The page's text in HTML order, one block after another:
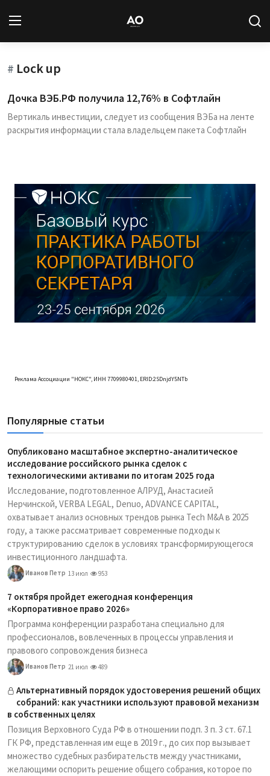
Вход
Новости
Статьи
Архив
База знаний
Подписка
# Lock up
Дочка ВЭБ.РФ получила 12,76% в Софтлайн
Вертикаль инвестиции, следует из сообщения ВЭБа на ленте
раскрытия информации стала владельцем пакета Софтлайн
Реклама Ассоциации "НОКС", ИНН 7709980401, ERID:2SDnjdY5NTb
Популярные статьи
Опубликовано масштабное экспертно-аналитическое
исследование российского рынка сделок с
технологическими активами по итогам 2025 года
Исследование, подготовленное АЛРУД, Анастасией
Нерчинской, VERBA LEGAL, Denuo, ADVANCE CAPITAL,
охватывает анализ основных трендов рынка Tech M&A в 2025
году, а также рассматривает современные подходы к
структурированию сделок в условиях трансформирующегося
инвестиционного ландшафта.
Иванов Петр 13 июл 953
7 октября пройдет ежегодная конференция
«Корпоративное право 2026»
Программа конференции разработана специально для
профессионалов, вовлеченных в процессы управления и
правового сопровождения бизнеса
Иванов Петр 21 июл 489
Альтернативный порядок удостоверения решений общих
собраний: как участники используют правовой механизм
в собственных целях
Позиция Верховного Суда РФ в отношении подп. 3 п. 3 ст. 67.1
ГК РФ, представленная им еще в 2019 г., до сих пор вызывает
множество судебных разбирательств между участниками,
желающими оспорить решение общего собрания, которое по